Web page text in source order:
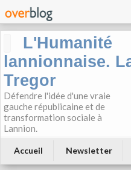
L'Humanité
lannionnaise.
Tregor
Défendre l'idée d'une vraie
gauche républicaine et de
transformation sociale à
Lannion.
Accueil Newsletter